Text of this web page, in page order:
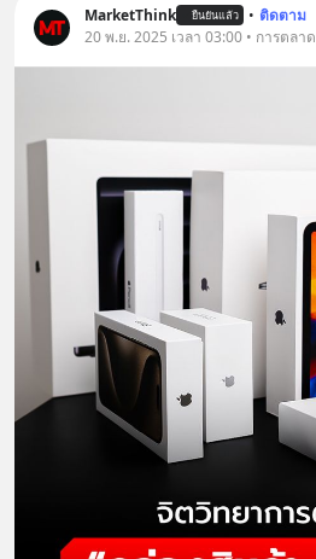
MarketThink ยืนยันแล้ว • ติดตาม
20 พ.ย. 2025 เวลา 03:00 • การตลาด